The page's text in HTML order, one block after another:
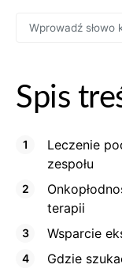
FOR:
Spis
Leczenie
zespołu
terapii
Wsparcie
Gdzie